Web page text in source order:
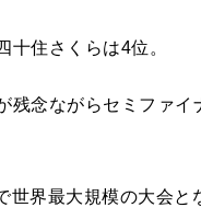
住さくらは4位。
残念ながらセミファイ
界最大規模の大会と